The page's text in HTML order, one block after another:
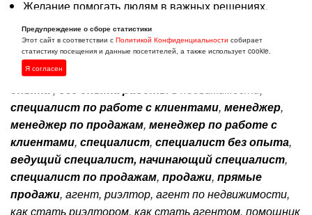
Желание помогать людям в важных решениях.
Записывайтесь на собеседование, сделайте
первый шаг к карьере мечты!Эта вакансия
подойдет Вам если Вы ищете:
специалистпо работе с клиентами, менеджер,
менеджер по продажам, менеджер по работе с
клиентами, специалист, специалистбез опыта,
ведущий специалист,начинающий специалист,
специалист по продажам, продажи, прямые
продажи, агент, риэлтор, агент по недвижимости,
как стать риэлтором, как стать агентом, помощник
Предупреждение о сборе статистики
Этот сайт в соответствии сПолитикой Конфиденциальности собирает
статистику посещения и данные посетителей, а также использует cookie.
Я согласен